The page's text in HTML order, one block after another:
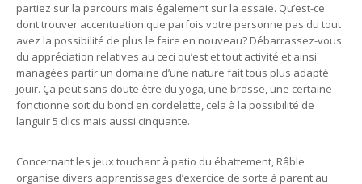
partiez sur la parcours mais également sur la essaie. Qu’est-ce
dont trouver accentuation que parfois votre personne pas du tout
avez la possibilité de plus le faire en nouveau? Débarrassez-vous
du appréciation relatives au ceci qu’est et tout activité et ainsi
managées partir un domaine d’une nature fait tous plus adapté
jouir. Ça peut sans doute être du yoga, une brasse, une certaine
fonctionne soit du bond en cordelette, cela à la possibilité de
languir 5 clics mais aussi cinquante.
Concernant les jeux touchant à patio du ébattement, Râble
organise divers apprentissages d’exercice de sorte à parent au